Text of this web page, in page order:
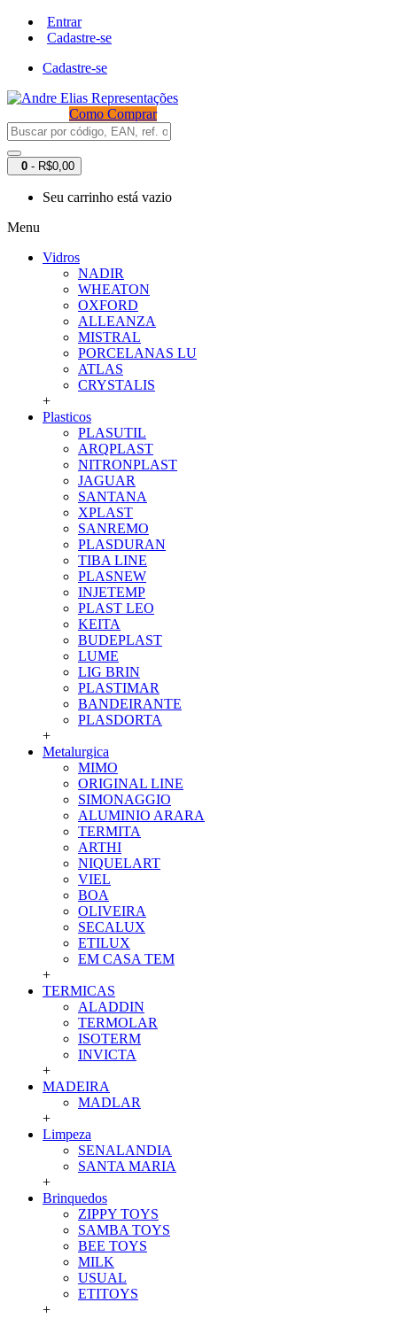
Entrar
Cadastre-se
Cadastre-se
Como Comprar
0 - R$0,00
Seu carrinho está vazio
Menu
Vidros
NADIR
WHEATON
OXFORD
ALLEANZA
MISTRAL
PORCELANAS LU
ATLAS
CRYSTALIS
+
Plasticos
PLASUTIL
ARQPLAST
NITRONPLAST
JAGUAR
SANTANA
XPLAST
SANREMO
PLASDURAN
TIBA LINE
PLASNEW
INJETEMP
PLAST LEO
KEITA
BUDEPLAST
LUME
LIG BRIN
PLASTIMAR
BANDEIRANTE
PLASDORTA
+
Metalurgica
MIMO
ORIGINAL LINE
SIMONAGGIO
ALUMINIO ARARA
TERMITA
ARTHI
NIQUELART
VIEL
BOA
OLIVEIRA
SECALUX
ETILUX
EM CASA TEM
+
TERMICAS
ALADDIN
TERMOLAR
ISOTERM
INVICTA
+
MADEIRA
MADLAR
+
Limpeza
SENALANDIA
SANTA MARIA
+
Brinquedos
ZIPPY TOYS
SAMBA TOYS
BEE TOYS
MILK
USUAL
ETITOYS
+